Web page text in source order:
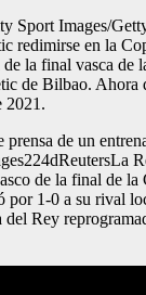
Sport Images/
redimirse en la
la final vasca de
de Bilbao. Ahora
2021.
prensa de un
de la final de la
por 1-0 a su rival
Rey